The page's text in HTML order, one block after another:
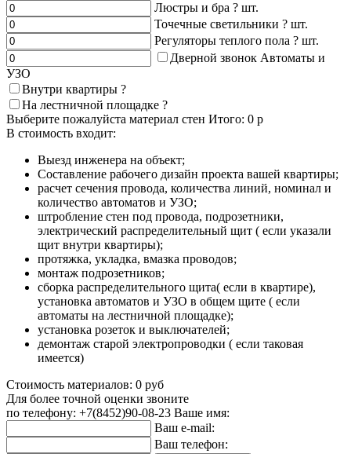
Люстры и бра ? шт.
Точечные светильники ? шт.
Регуляторы теплого пола ? шт.
Дверной звонок Автоматы и
УЗО
Внутри квартиры ?
На лестничной площадке ?
Выберите пожалуйста материал стен Итого: 0 р
В стоимость входит:
Выезд инженера на объект;
Составление рабочего дизайн проекта вашей квартиры;
расчет сечения провода, количества линий, номинал и
количество автоматов и УЗО;
штробление стен под провода, подрозетники,
электрический распределительный щит ( если указали
щит внутри квартиры);
протяжка, укладка, вмазка проводов;
монтаж подрозетников;
сборка распределительного щита( если в квартире),
установка автоматов и УЗО в общем щите ( если
автоматы на лестничной площадке);
установка розеток и выключателей;
демонтаж старой электропроводки ( если таковая
имеется)
Стоимость материалов: 0 руб
Для более точной оценки звоните
по телефону: +7(8452)90-08-23 Ваше имя:
Ваш e-mail:
Ваш телефон: